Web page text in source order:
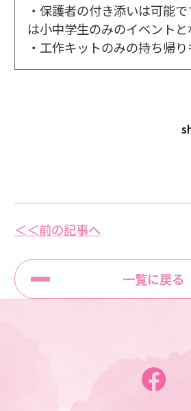
・保護者の付き添いは可能
は小中学生のみのイベントと
・工作キットのみの持ち帰り
＜＜前の記事へ
一覧に戻る